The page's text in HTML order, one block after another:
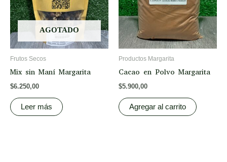
AGOTADO
Frutos Secos
Mix sin Maní Margarita
$6.250,00
Leer más
Productos Margarita
Cacao en Polvo Margarita
$5.900,00
Agregar al carrito